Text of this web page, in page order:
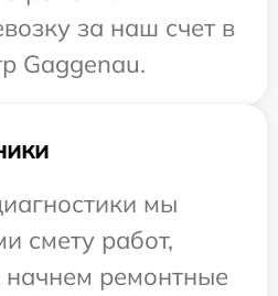
за наш счет в
Gaggenau.
мы
смету работ,
ремонтные